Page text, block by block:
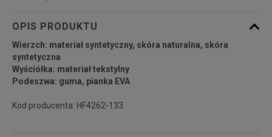
45 29 cm Powiadom o dostępności
45,5 29,5 cm
OPIS PRODUKTU
Wierzch: materiał syntetyczny, skóra naturalna, skóra
syntetyczna
Wyściółka: materiał tekstylny
Podeszwa: guma, pianka EVA
Kod producenta: HF4262-133